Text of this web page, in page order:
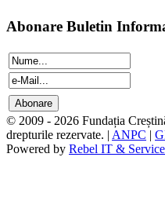
Abonare Buletin
© 2009 - 2026 Fundația
drepturile rezervate. | ANPC |
Powered by Rebel IT &